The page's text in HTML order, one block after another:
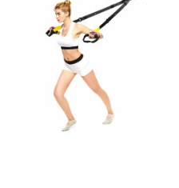
ad ultrasuoni per
roditori, inoltre è ..